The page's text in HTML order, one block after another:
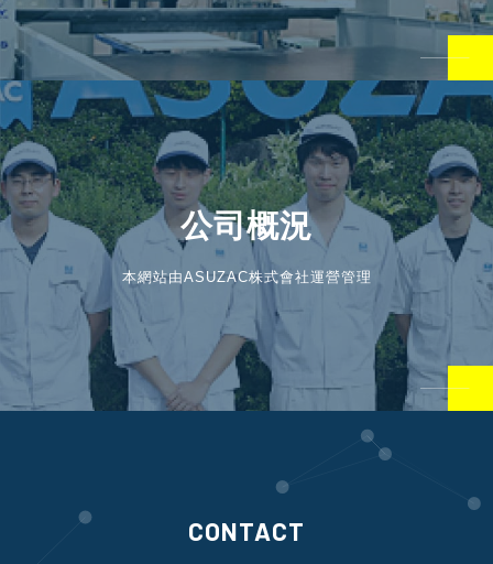
公司概況
本網站由ASUZAC株式會社運營管理
CONTACT